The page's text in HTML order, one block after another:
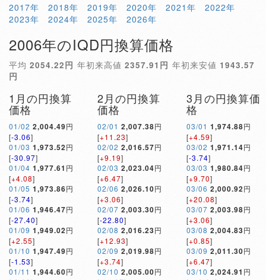
2017年
2018年 2019年 2020年 2021年
2022年
2023年
2024年 2025年 2026年
2006年のIQD円換算価格
平均 2054.22円 年初来高値 2357.91円 年初来安値 1943.57
円
1月の円換算
価格
01/02 2,004.49円
[-3.06]
01/03 1,973.52円
[-30.97]
01/04 1,977.61 円
[+4.08]
01/05 1,973.86円
[-3.74]
01/06 1,946.47円
[-27.40]
01/09 1,949.02円
[+2.55]
01/10 1,947.49円
[-1.53]
01/11 1,944.60円
2月の円換算
価格
02/01 2,007.38円
[+11.23]
02/02 2,016.57円
[+9.19]
02/03 2,023.04円
[+6.47]
02/06 2,026.10円
[+3.06]
02/07 2,003.30円
[-22.80]
02/08 2,016.23円
[+12.93]
02/09 2,019.98円
[+3.74]
02/10 2,005.00円
3月の円換算価
格
03/01 1,974.88円
[+4.59]
03/02 1,971.14円
[-3.74]
03/03 1,980.84円
[+9.70]
03/06 2,000.92円
[+20.08]
03/07 2,003.98円
[+3.06]
03/08 2,004.83円
[+0.85]
03/09 2,011.30円
[+6.47]
03/10 2,024.91 円